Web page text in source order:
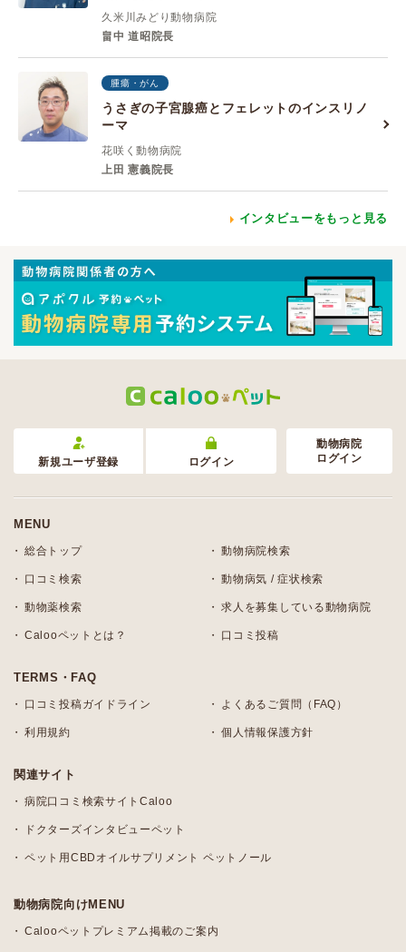
久米川みどり動物病院
畠中 道昭院長
腫瘍・がん
うさぎの子宮腺癌とフェレットのインスリノ
ーマ
花咲く動物病院
上田 憲義院長
インタビューをもっと見る
新規ユーザ登録 ログイン
動物病院
ログイン
MENU
総合トップ 動物病院検索
口コミ検索 動物病気 / 症状検索
動物薬検索 求人を募集している動物病院
Calooペットとは？ 口コミ投稿
TERMS・FAQ
口コミ投稿ガイドライン よくあるご質問（FAQ）
利用規約 個人情報保護方針
関連サイト
病院口コミ検索サイトCaloo
ドクターズインタビューペット
ペット用CBDオイルサプリメント ペットノール
動物病院向けMENU
Calooペットプレミアム掲載のご案内